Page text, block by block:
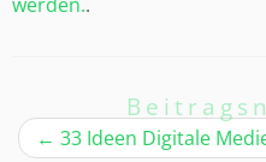
← 33 Ideen Digitale